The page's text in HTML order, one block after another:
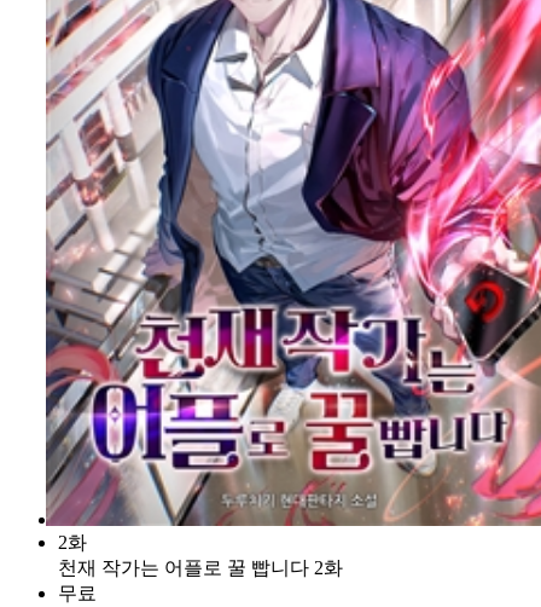
2화
천재 작가는 어플로 꿀 빱니다 2화
무료